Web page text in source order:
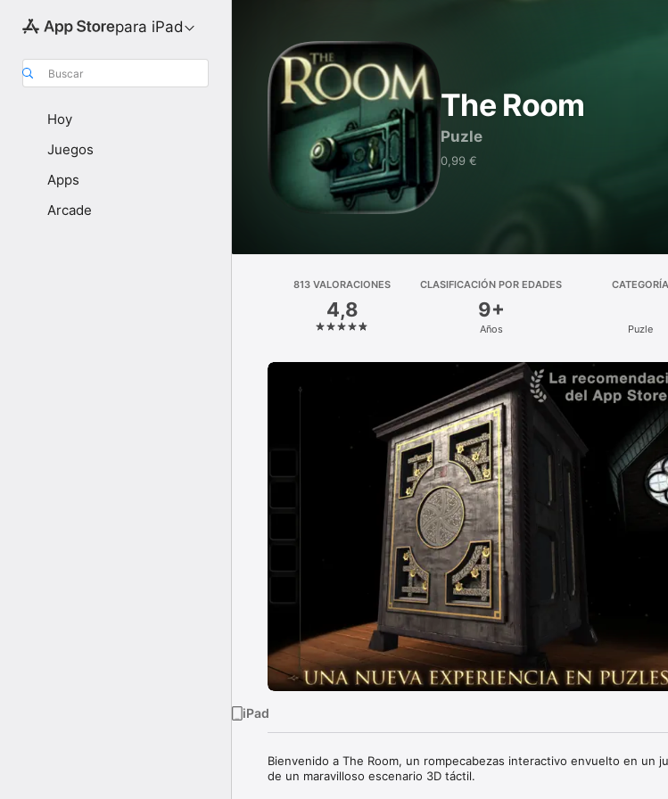
para iPad
Buscar
Hoy
Juegos
Apps
Arcade
The Room
Puzle
0,99 €
813 VALORACIONES
4,8
CLASIFICACIÓN POR EDADES
9+
Años
CATEGORÍA
Puzle
iPad
Bienvenido a The Room, un rompecabezas interactivo envuelto en un
de un maravilloso escenario 3D táctil.